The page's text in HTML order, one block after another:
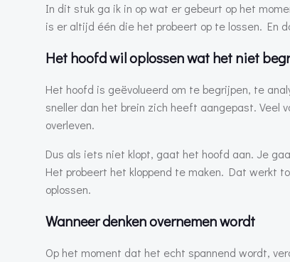
In dit stuk ga ik in op wat er gebeurt op het
is er altijd één die het probeert op te lossen. En
Het hoofd wil oplossen wat het niet
Het hoofd is geëvolueerd om te begrijpen, te
sneller dan het brein zich heeft aangepast. Veel
overleven.
Dus als iets niet klopt, gaat het hoofd aan. Je
Het probeert het kloppend te maken. Dat werkt
oplossen.
Wanneer denken overnemen wordt
Op het moment dat het echt spannend wordt,